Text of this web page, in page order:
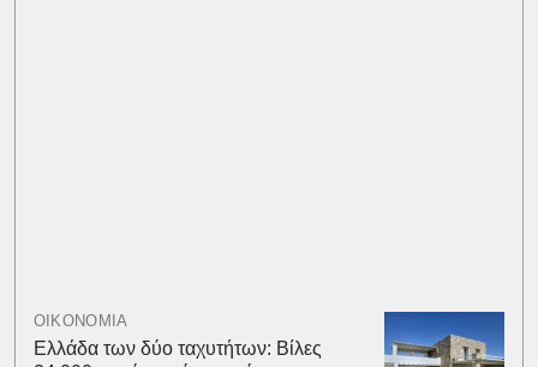
ΟΙΚΟΝΟΜΙΑ
Ελλάδα των δύο ταχυτήτων: Βίλες